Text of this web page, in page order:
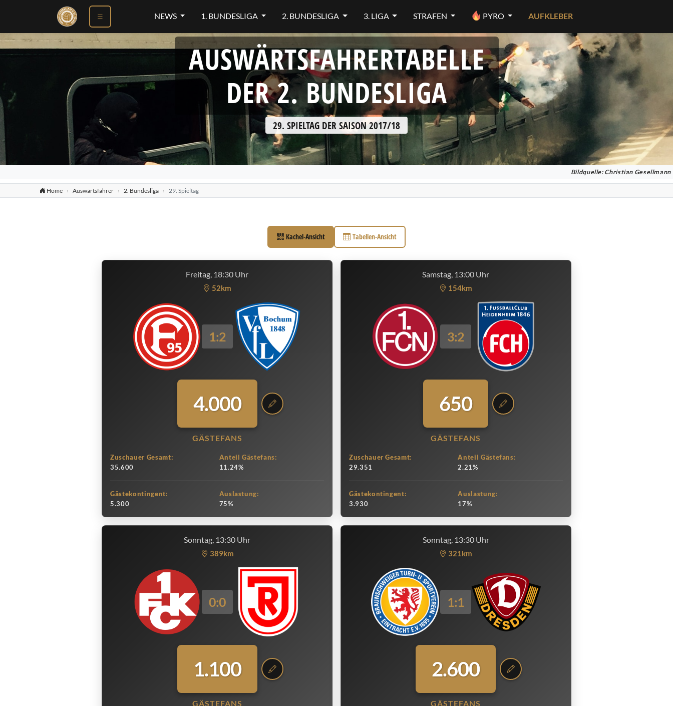
NEWS 1. BUNDESLIGA 2. BUNDESLIGA 3. LIGA STRAFEN PYRO AUFKLEBER
AUSWÄRTSFAHRERTABELLE
DER 2. BUNDESLIGA
29. SPIELTAG DER SAISON 2017/18
Bildquelle: Christian Gesellmann
Home Auswärtsfahrer 2. Bundesliga 29. Spieltag
Kachel-Ansicht Tabellen-Ansicht
Freitag, 18:30 Uhr
52km
1:2
4.000
GÄSTEFANS
Zuschauer Gesamt:
35.600
Anteil Gästefans:
11.24%
Gästekontingent:
5.300
Auslastung:
75%
Samstag, 13:00 Uhr
154km
3:2
650
GÄSTEFANS
Zuschauer Gesamt:
29.351
Anteil Gästefans:
2.21%
Gästekontingent:
3.930
Auslastung:
17%
Sonntag, 13:30 Uhr
389km
0:0
1.100
GÄSTEFANS
Sonntag, 13:30 Uhr
321km
1:1
2.600
GÄSTEFANS